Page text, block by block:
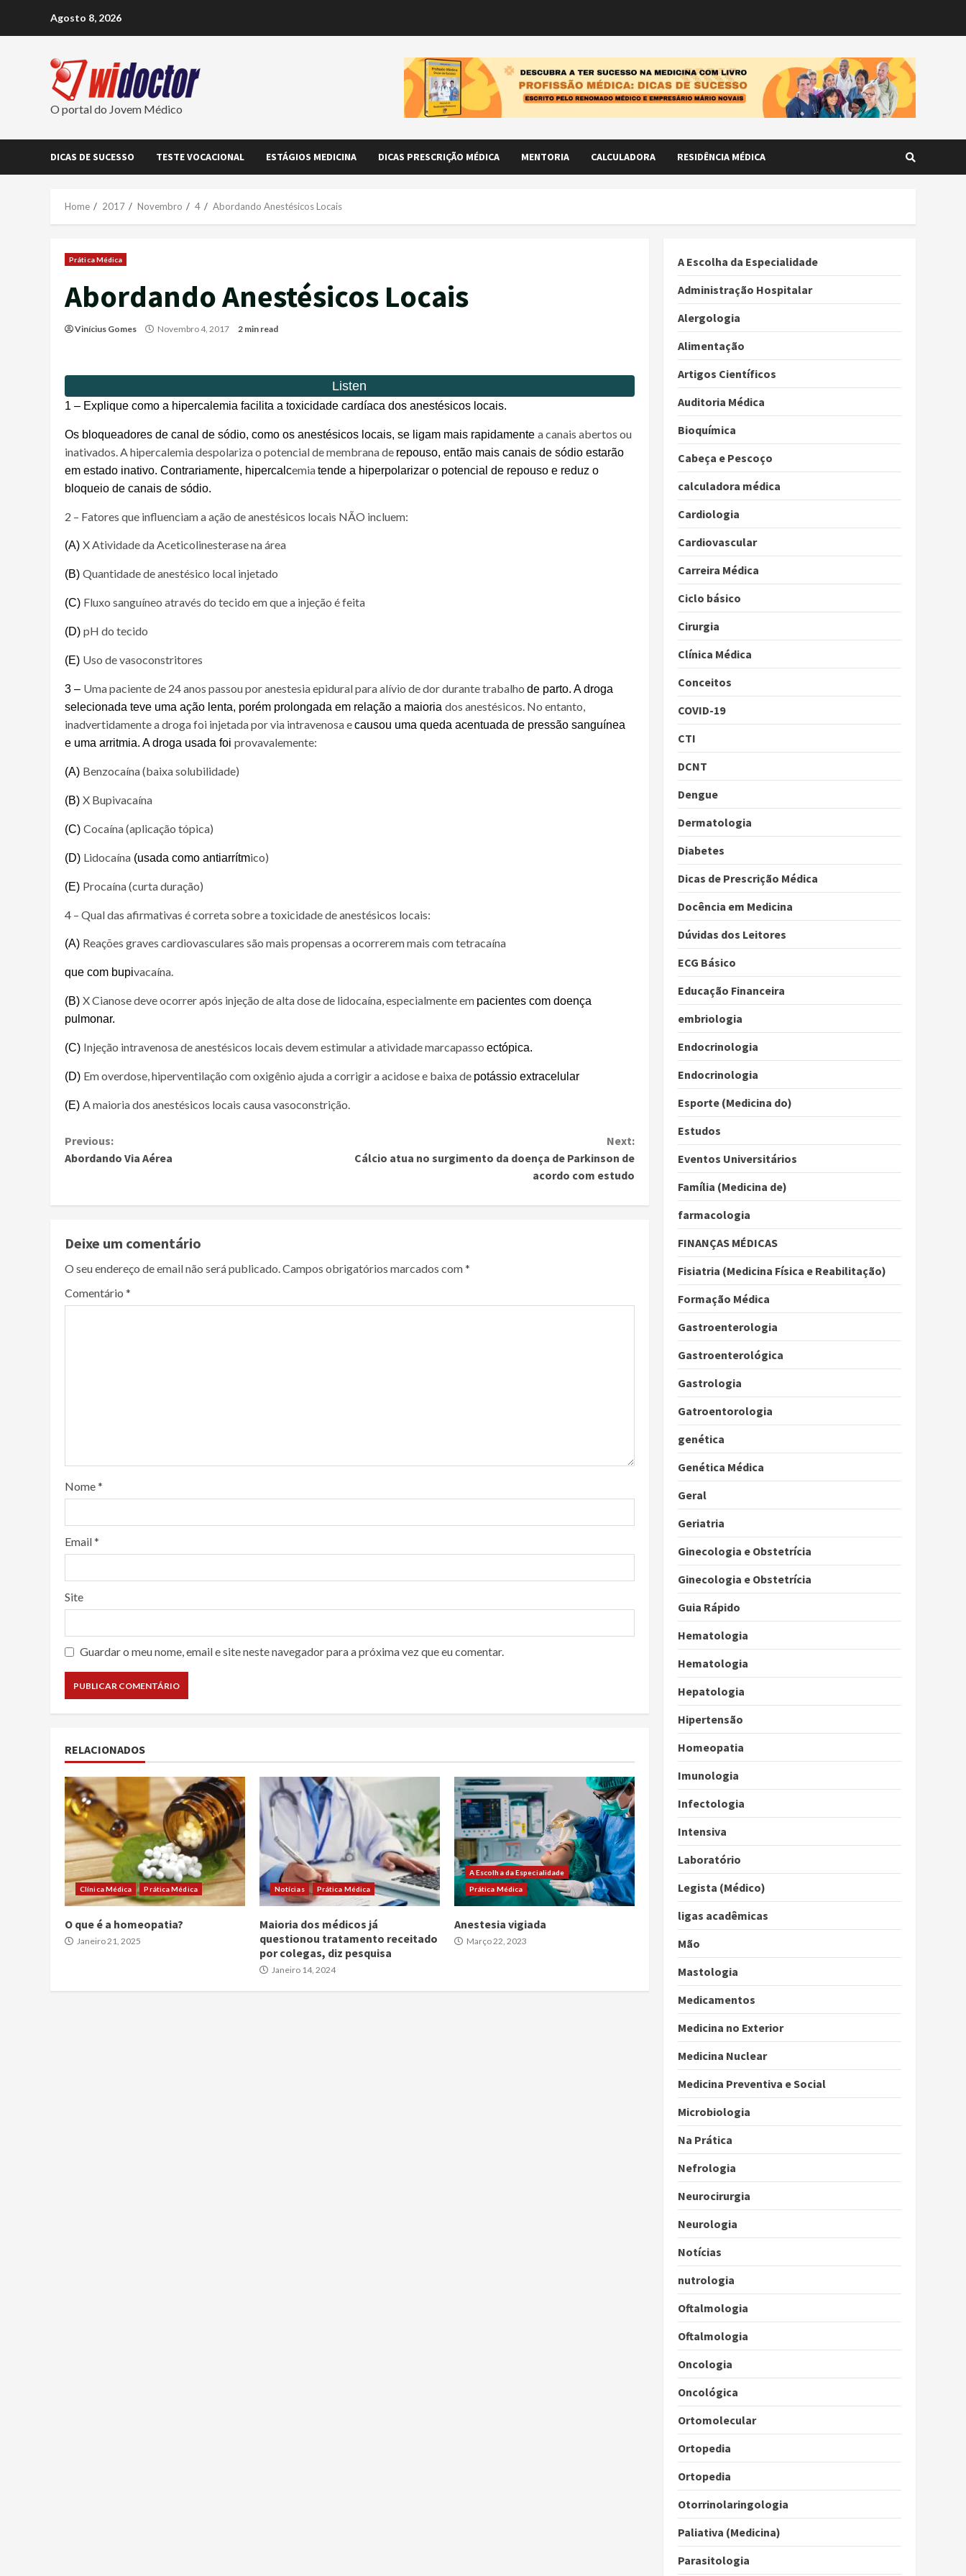
Agosto 8, 2026
O portal do Jovem Médico
DICAS DE SUCESSO TESTE VOCACIONAL ESTÁGIOS MEDICINA DICAS PRESCRIÇÃO MÉDICA MENTORIA CALCULADORA RESIDÊNCIA MÉDICA
Home 2017 Novembro 4 Abordando Anestésicos Locais
Prática Médica
Abordando Anestésicos Locais
Vinícius Gomes Novembro 4, 2017 2 min read
1 – Explique como a hipercalemia facilita a toxicidade cardíaca dos anestésicos locais.
Os bloqueadores de canal de sódio, como os anestésicos locais, se ligam mais rapidamente a canais abertos ou
inativados. Ahipercalemia despolariza o potencial de membrana de repouso, então mais canais de sódio estarão
em estado inativo. Contrariamente, hipercal cemiatende a hiperpolarizar o potencial de repouso e reduz o
bloqueio de canais de sódio.
2 – Fatores que influenciam a ação de anestésicos locais NÃO incluem:
(A) X Atividade da Aceticolinesterase na área
(B) Quantidade de anestésico local injetado
(C) Fluxo sanguíneo através do tecido em que a injeção é feita
(D) pH do tecido
(E) Uso de vasoconstritores
3 – Uma paciente de 24 anos passou por anestesia epidural para alívio de dor durante trabalho de parto. A droga
selecionada teve uma ação lenta, porém prolongada em relação a maioria dos anestésicos. No entanto,
inadvertidamente a droga foi injetada por via intravenosa ecausou uma queda acentuada de pressão sanguínea
e uma arritmia. A droga usada foi provavalemente:
(A) Benzocaína (baixa solubilidade)
(B) X Bupivacaína
(C) Cocaína (aplicação tópica)
(D) Lidocaína (usada como antiarrítmico)
(E) Procaína (curta duração)
4 – Qual das afirmativas é correta sobre a toxicidade de anestésicos locais:
(A) Reações graves cardiovasculares são mais propensas a ocorrerem mais com tetracaína
que com bupivacaína.
(B) X Cianose deve ocorrer após injeção de alta dose de lidocaína, especialmente em pacientes com doença
pulmonar.
(C) Injeção intravenosa de anestésicos locais devem estimular a atividade marcapasso ectópica.
(D) Em overdose, hiperventilação com oxigênio ajuda a corrigir a acidose e baixa de potássio extracelular
(E) A maioria dos anestésicos locais causa vasoconstrição.
Continue
Previous:
Abordando Via Aérea
Next:
Cálcio atua no surgimento da doença de Parkinson de
acordo com estudo
Deixe um comentário
O seu endereço de email não será publicado.Campos obrigatórios marcados com*
Comentário *
Nome*
Email*
Site
Guardar o meu nome, email e site neste navegador para a próxima vez que eu comentar.
RELACIONADOS
Clínica Médica Prática Médica
O que é a homeopatia?
Janeiro 21, 2025
Notícias Prática Médica
Maioria dos médicos já
questionou tratamento receitado
por colegas, diz pesquisa
Janeiro 14, 2024
A Escolha da Especialidade
Prática Médica
Anestesia vigiada
Março 22, 2023
A Escolha da Especialidade
Administração Hospitalar
Alergologia
Alimentação
Artigos Científicos
Auditoria Médica
Bioquímica
Cabeça e Pescoço
calculadora médica
Cardiologia
Cardiovascular
Carreira Médica
Ciclo básico
Cirurgia
Clínica Médica
Conceitos
COVID-19
CTI
DCNT
Dengue
Dermatologia
Diabetes
Dicas de Prescrição Médica
Docência em Medicina
Dúvidas dos Leitores
ECG Básico
Educação Financeira
embriologia
Endocrinologia
Endocrinologia
Esporte (Medicina do)
Estudos
Eventos Universitários
Família (Medicina de)
farmacologia
FINANÇAS MÉDICAS
Fisiatria (Medicina Física e Reabilitação)
Formação Médica
Gastroenterologia
Gastroenterológica
Gastrologia
Gatroentorologia
genética
Genética Médica
Geral
Geriatria
Ginecologia e Obstetrícia
Ginecologia e Obstetrícia
Guia Rápido
Hematologia
Hematologia
Hepatologia
Hipertensão
Homeopatia
Imunologia
Infectologia
Intensiva
Laboratório
Legista (Médico)
ligas acadêmicas
Mão
Mastologia
Medicamentos
Medicina no Exterior
Medicina Nuclear
Medicina Preventiva e Social
Microbiologia
Na Prática
Nefrologia
Neurocirurgia
Neurologia
Notícias
nutrologia
Oftalmologia
Oftalmologia
Oncologia
Oncológica
Ortomolecular
Ortopedia
Ortopedia
Otorrinolaringologia
Paliativa (Medicina)
Parasitologia